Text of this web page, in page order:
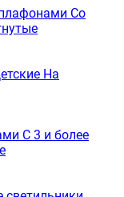
Со
На
С 3 и более